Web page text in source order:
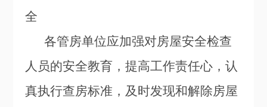
全
各管房单位应加强对房屋安全检查
人员的安全教育，提高工作责任心，认
真执行查房标准，及时发现和解除房屋